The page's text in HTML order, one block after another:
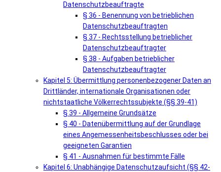
Datenschutzbeauftragte
§ 36 - Benennung von betrieblichen
Datenschutzbeauftragten
§ 37 - Rechtsstellung betrieblicher
Datenschutzbeauftragter
§ 38 - Aufgaben betrieblicher
Datenschutzbeauftragter
Kapitel 5: Übermittlung personenbezogener Daten an
Drittländer, internationale Organisationen oder
nichtstaatliche Völkerrechtssubjekte (§§ 39-41)
§ 39 - Allgemeine Grundsätze
§ 40 - Datenübermittlung auf der Grundlage
eines Angemessenheitsbeschlusses oder bei
geeigneten Garantien
§ 41 - Ausnahmen für bestimmte Fälle
Kapitel 6: Unabhängige Datenschutzaufsicht (§§ 42-